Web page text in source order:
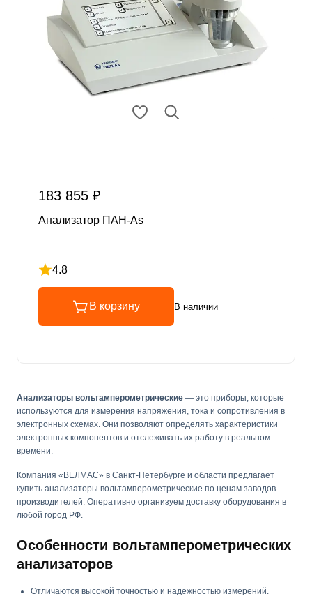
183 855 ₽
Анализатор ПАН-As
4.8
Рейтинг 4.8 из 5
В корзину В наличии
Анализаторы вольтамперометрические — это приборы, которые
используются для измерения напряжения, тока и сопротивления в
электронных схемах. Они позволяют определять характеристики
электронных компонентов и отслеживать их работу в реальном
времени.
Компания «ВЕЛМАС» в Санкт-Петербурге и области предлагает
купить анализаторы вольтамперометрические по ценам заводов-
производителей. Оперативно организуем доставку оборудования в
любой город РФ.
Особенности вольтамперометрических
анализаторов
Отличаются высокой точностью и надежностью измерений.